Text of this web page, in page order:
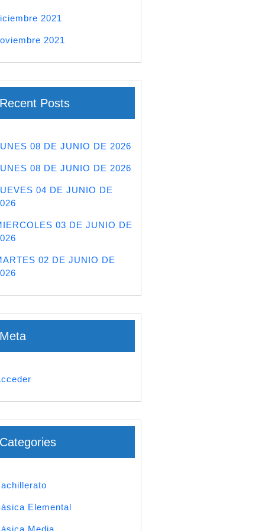
2021
2021
Recent Posts
08 DE JUNIO DE 2026
08 DE JUNIO DE 2026
04 DE JUNIO DE
03 DE JUNIO DE
02 DE JUNIO DE
Meta
Categories
Elemental
Media